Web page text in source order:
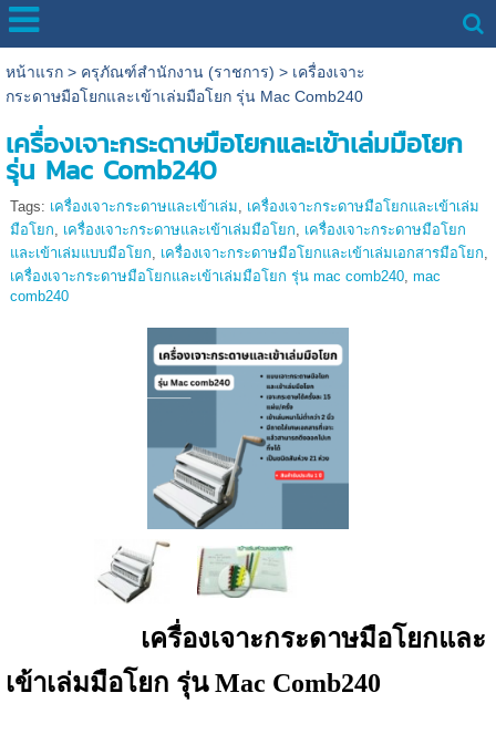
หน้าแรก> ครุภัณฑ์สำนักงาน (ราชการ) > เครื่องเจาะ
กระดาษมือโยกและเข้าเล่มมือโยก รุ่น Mac Comb240
เครื่องเจาะกระดาษมือโยกและเข้าเล่มมือโยก
รุ่น Mac Comb240
Tags: เครื่องเจาะกระดาษและเข้าเล่ม, เครื่องเจาะกระดาษมือโยกและเข้าเล่ม
มือโยก, เครื่องเจาะกระดาษและเข้าเล่มมือโยก, เครื่องเจาะกระดาษมือโยก
และเข้าเล่มแบบมือโยก, เครื่องเจาะกระดาษมือโยกและเข้าเล่มเอกสารมือโยก,
เครื่องเจาะกระดาษมือโยกและเข้าเล่มมือโยก รุ่น mac comb240, mac
comb240
เครื่องเจาะกระดาษมือโยกและ
เข้าเล่มมือโยก รุ่น Mac Comb240